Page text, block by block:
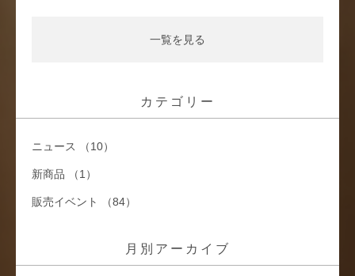
一覧を見る
カテゴリー
ニュース （10）
新商品 （1）
販売イベント （84）
月別アーカイブ